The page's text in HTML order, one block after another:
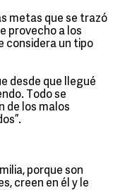
metas que se trazó
provecho a los
considera un tipo
desde que llegué
Todo se
de los malos
porque son
creen en él y le